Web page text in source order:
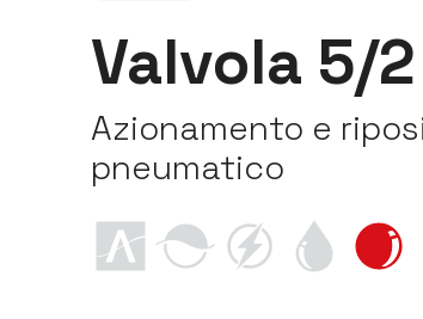
Valvola 5/
Azionamento e
pneumatico